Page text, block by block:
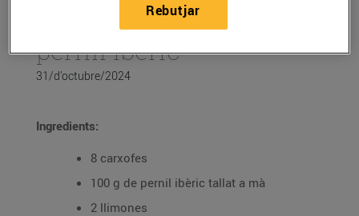
Carxofes al forn amb
pernil ibèric
31/d’octubre/2024
Ingredients:
8 carxofes
100 g de pernil ibèric tallat a mà
2 llimones
Rebutjar